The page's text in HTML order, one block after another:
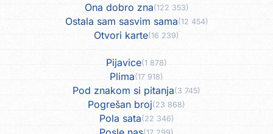
Ona dobro zna(122 353)
Ostala sam sasvim sama(12 454)
Otvori karte(16 239)
Pijavice(1 878)
Plima(17 918)
Pod znakom si pitanja(3 745)
Pogrešan broj(23 868)
Pola sata(22 346)